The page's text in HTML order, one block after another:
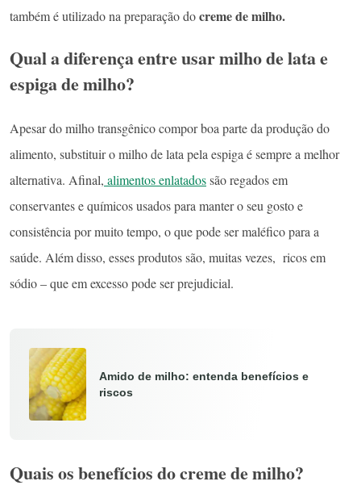
também é utilizado na preparação docreme de milho.
Qual a diferença entre usar milho de lata e
espiga de milho?
Apesar do milho transgênico compor boa parte da produção do
alimento, substituir o milho de lata pela espiga é sempre a melhor
alternativa. Afinal, alimentos enlatadossão regados em
conservantes e químicos usados para manter o seu gosto e
consistência por muito tempo, o que pode ser maléfico para a
saúde. Além disso, esses produtos são, muitas vezes, ricos em
sódio – que em excesso pode ser prejudicial.
Amido de milho: entenda benefícios e
riscos
Quais os benefícios do creme de milho?